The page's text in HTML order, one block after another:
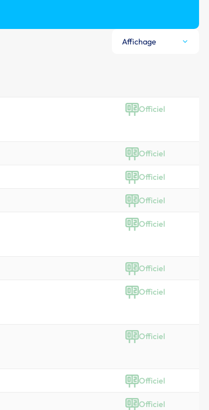
Affichage
Officiel
Officiel
Officiel
Officiel
Officiel
Officiel
Officiel
Officiel
Officiel
Officiel